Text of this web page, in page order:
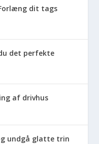
dit tags
det perfekte
af drivhus
undgå glatte trin